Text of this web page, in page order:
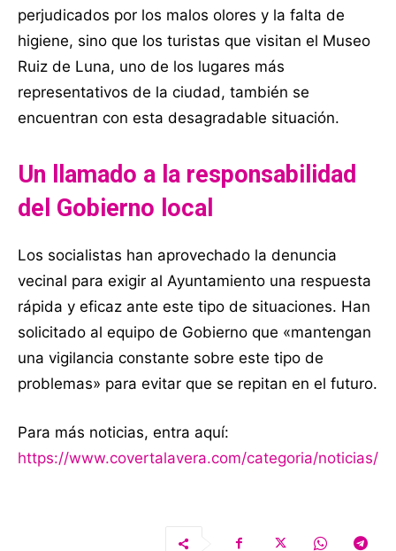
perjudicados por los malos olores y la falta de
higiene, sino que los turistas que visitan el Museo
Ruiz de Luna, uno de los lugares más
representativos de la ciudad, también se
encuentran con esta desagradable situación.
Un llamado a la responsabilidad
del Gobierno local
Los socialistas han aprovechado la denuncia
vecinal para exigir al Ayuntamiento una respuesta
rápida y eficaz ante este tipo de situaciones. Han
solicitado al equipo de Gobierno que «mantengan
una vigilancia constante sobre este tipo de
problemas» para evitar que se repitan en el futuro.
Para más noticias, entra aquí:
https://www.covertalavera.com/categoria/noticias/